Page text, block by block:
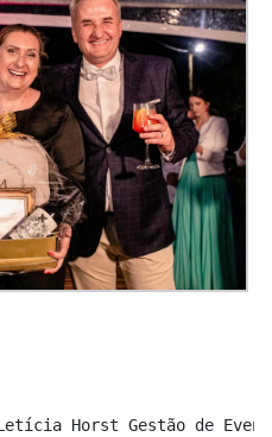
Horst Gestão de